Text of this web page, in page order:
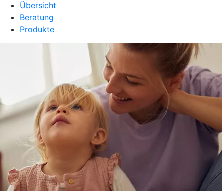
Übersicht
Beratung
Produkte